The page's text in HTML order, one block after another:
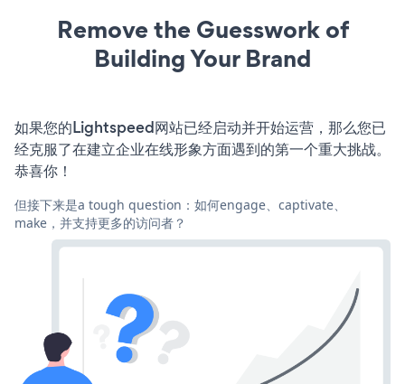
Remove the Guesswork of
Building Your Brand
如果您的Lightspeed网站已经启动并开始运营，那么您已
经克服了在建立企业在线形象方面遇到的第一个重大挑战。
恭喜你！
但接下来是a tough question：如何engage、captivate、
make，并支持更多的访问者？